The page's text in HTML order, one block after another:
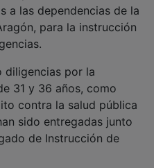
para la instrucción
31 y 36 años, como
contra la salud pública
sido entregadas junto
de Instrucción de